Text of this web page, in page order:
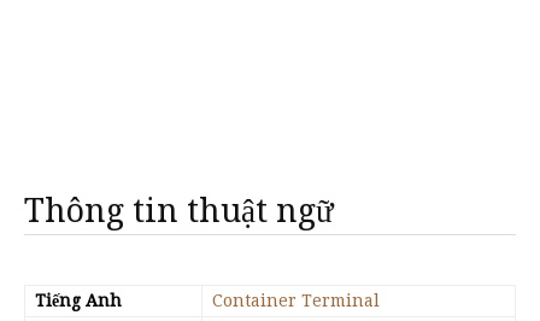
Thông tin thuật ngữ
Tiếng Anh
Container Terminal